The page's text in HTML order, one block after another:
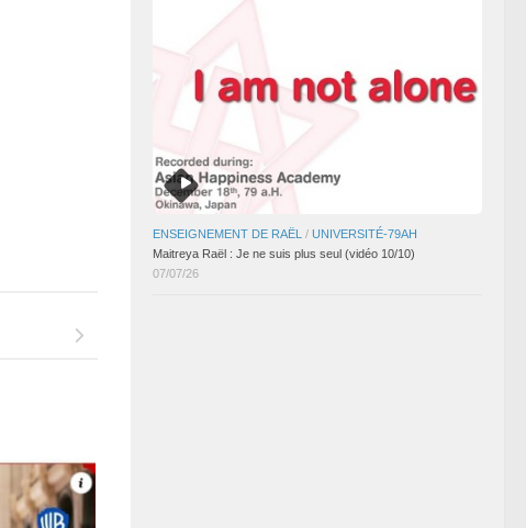
ENSEIGNEMENT DE RAËL / UNIVERSITÉ-79AH
Maitreya Raël : Je ne suis plus seul (vidéo 10/10)
07/07/26